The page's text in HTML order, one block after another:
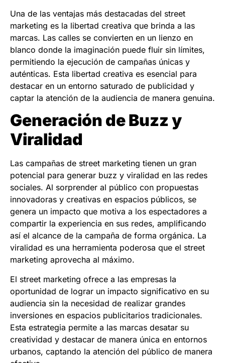
Una de las ventajas más destacadas del street
marketing es la libertad creativa que brinda a las
marcas. Las calles se convierten en un lienzo en
blanco donde la imaginación puede fluir sin límites,
permitiendo la ejecución de campañas únicas y
auténticas. Esta libertad creativa es esencial para
destacar en un entorno saturado de publicidad y
captar la atención de la audiencia de manera genuina.
Generación de Buzz y
Viralidad
Las campañas de street marketing tienen un gran
potencial para generar buzz y viralidad en las redes
sociales. Al sorprender al público con propuestas
innovadoras y creativas en espacios públicos, se
genera un impacto que motiva a los espectadores a
compartir la experiencia en sus redes, amplificando
así el alcance de la campaña de forma orgánica. La
viralidad es una herramienta poderosa que el street
marketing aprovecha al máximo.
El street marketing ofrece a las empresas la
oportunidad de lograr un impacto significativo en su
audiencia sin la necesidad de realizar grandes
inversiones en espacios publicitarios tradicionales.
Esta estrategia permite a las marcas desatar su
creatividad y destacar de manera única en entornos
urbanos, captando la atención del público de manera